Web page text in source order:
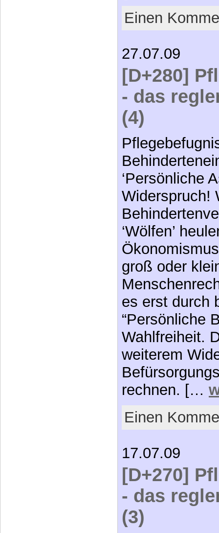
Einen
27.07.09
[D+280]
- das
(4)
‘Persönliche
Widerspruch!
‘Wölfen’
groß oder
es erst durch
“Persönliche
Wahlfreiheit.
weiterem
rechnen. […
Einen
17.07.09
[D+270]
- das
(3)